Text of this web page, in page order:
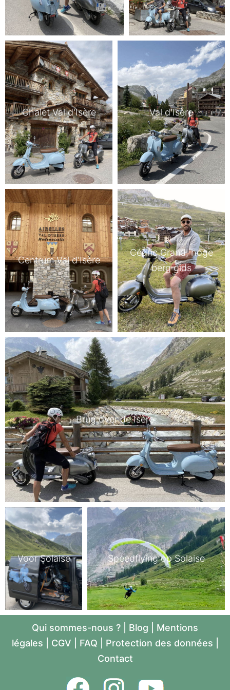
Chalet Val d'Isère Val d'Isère
Centrum Val d'Isère
Cédric Grand, hoge
berg gids
Brug over de Isère
Voor Solaise Speedflying op Solaise
Qui sommes-nous ? Blog
Mentions
légales
CGV FAQ Protection des données
Contact